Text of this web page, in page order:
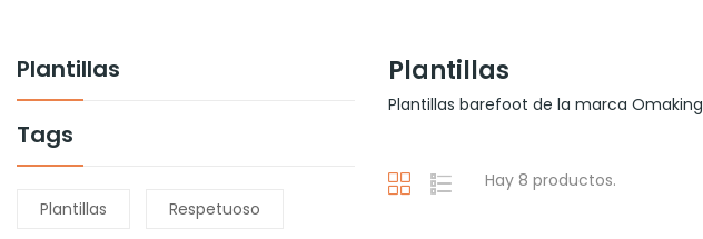
Plantillas
Tags
Plantillas Respetuoso
Plantillas
Plantillas barefoot de la marca Omaking
Hay 8 productos.